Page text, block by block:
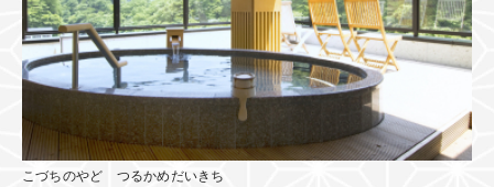
こづちのやど つるかめだいきち